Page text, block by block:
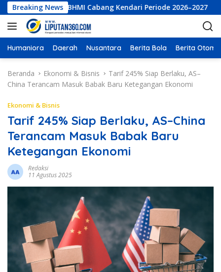
a
g
u
Breaking News
LKBHMI Cabang Kendari Periode 2026–2027 PT
Humaniora Daerah Nusantara Berita Bola Berita
Beranda Ekonomi & Bisnis
Tarif 245% Siap Berlaku, AS–
China Terancam Masuk Babak Baru Ketegangan Ekonomi
Ekonomi & Bisnis
Tarif 245% Siap Berlaku, AS–China
Terancam Masuk Babak Baru
Ketegangan Ekonomi
Redaksi
11 Agustus 2025